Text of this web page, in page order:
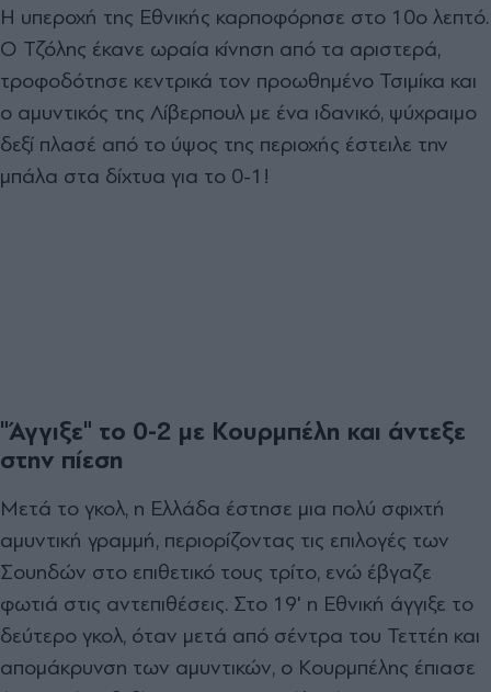
Η υπεροχή της Εθνικής καρποφόρησε στο 10ο λεπτό.
Ο Τζόλης έκανε ωραία κίνηση από τα αριστερά,
τροφοδότησε κεντρικά τον προωθημένο Τσιμίκα και
ο αμυντικός της Λίβερπουλ με ένα ιδανικό, ψύχραιμο
δεξί πλασέ από το ύψος της περιοχής έστειλε την
μπάλα στα δίχτυα για το 0-1!
"Άγγιξε" το 0-2 με Κουρμπέλη και άντεξε
στην πίεση
Μετά το γκολ, η Ελλάδα έστησε μια πολύ σφιχτή
αμυντική γραμμή, περιορίζοντας τις επιλογές των
Σουηδών στο επιθετικό τους τρίτο, ενώ έβγαζε
φωτιά στις αντεπιθέσεις. Στο 19' η Εθνική άγγιξε το
δεύτερο γκολ, όταν μετά από σέντρα του Τεττέη και
απομάκρυνση των αμυντικών, ο Κουρμπέλης έπιασε